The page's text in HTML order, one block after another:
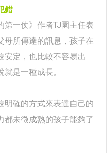
錯
第一仗》作者TJ 園主任表
母所傳達的訊息，孩子在
安定，也比較不容易出
是一種成長。
明確的方式來表達自己的
都未徵成熟的孩子能夠了